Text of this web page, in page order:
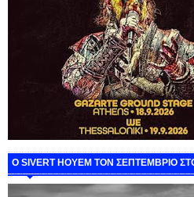
Ο SIVERT HOYEM ΤΟΝ ΣΕΠΤΕΜΒΡΙΟ